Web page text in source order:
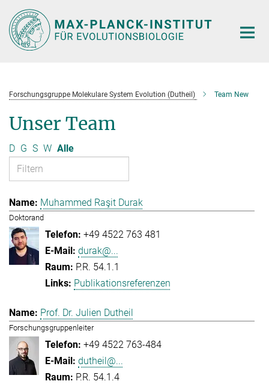
Hauptinhalt
Forschungsgruppe Molekulare System Evolution (Dutheil) Team New
Unser Team
D G S W Alle
Muhammed Raşit Durak
Doktorand
+49 4522 763 481
durak@...
P.R. 54.1.1
Publikationsreferenzen
Prof. Dr. Julien Dutheil
Forschungsgruppenleiter
+49 4522 763-484
dutheil@...
P.R. 54.1.4